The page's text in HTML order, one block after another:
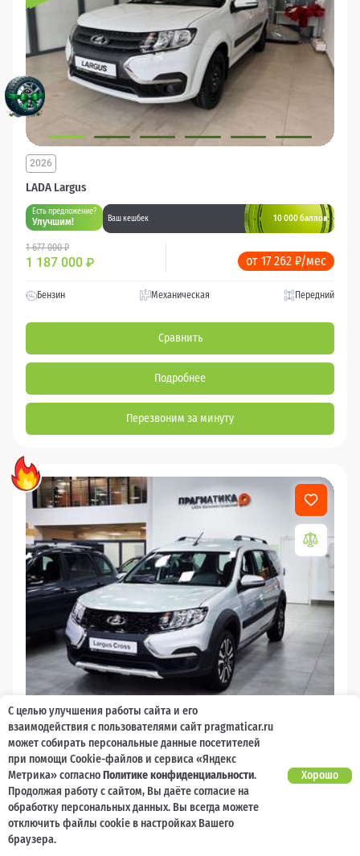
LADA Largus
2026
Есть предложение?
Улучшим! Ваш кешбек 10 000 баллов
1 677 000 ₽
1 187 000 ₽ от 17 262 ₽/мес
Бензин Механическая Передний
Сравнить
Подробнее
Перезвоним за минуту
LADA Largus
2026
Есть предложение?
Улучшим! Ваш кешбек 10 000 баллов
2 017 000 ₽
1 477 600₽
С целью улучшения работы сайта и его
взаимодействия с пользователями сайт pragmaticar.ru
может собирать персональные данные посетителей
при помощи Cookie-файлов и сервиса «Яндекс
Метрика» согласноПолитике конфиденциальности.
Продолжая работу с сайтом, Вы даёте согласие на
обработку персональных данных. Вы всегда можете
отключить файлы cookie в настройках Вашего
браузера.
Хорошо